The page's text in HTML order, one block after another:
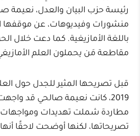
رئيسة حزب البيان والعدل، نعيمة
منشورات وفيديوهات، عن موقفها
باللغة الأمازيغية. كما دعت خلال
مقاطعة مَن يحملون العلم
قبل تصريحها المثير للجدل حول
مطاردة شملت تهديدات
تصريحاتها، لكنها أوضحت لاحقًا